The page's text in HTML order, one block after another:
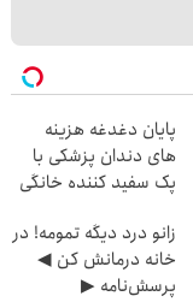
پایان دغدغه هزینه
های دندان پزشکی با
پک سفید کننده خانگی
زانو درد دیگه تمومه! در
خانه درمانش کن ◀
پرسش‌نامه ▶